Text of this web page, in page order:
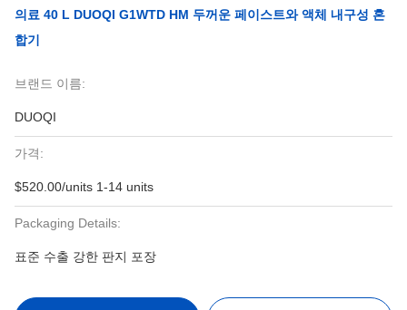
의료 40 L DUOQI G1WTD HM 두꺼운 페이스트와 액체 내구성 혼
합기
브랜드 이름:
DUOQI
가격:
$520.00/units 1-14 units
Packaging Details:
표준 수출 강한 판지 포장